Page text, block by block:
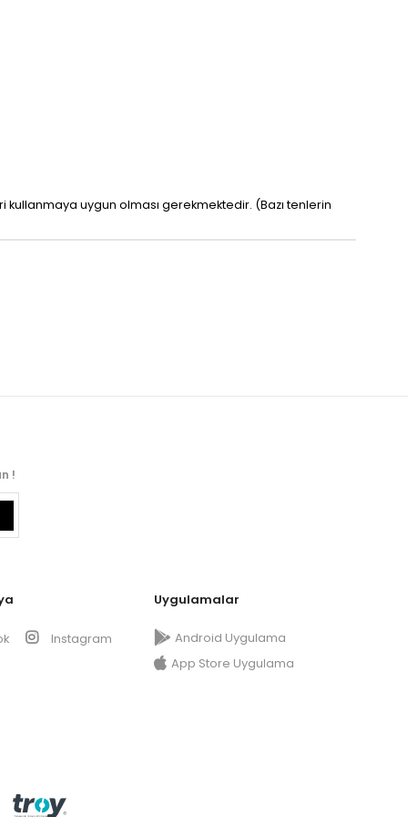
uygun olması gerekmektedir. (Bazı tenlerin
!
Instagram
Uygulamalar
Android Uygulama
App Store Uygulama